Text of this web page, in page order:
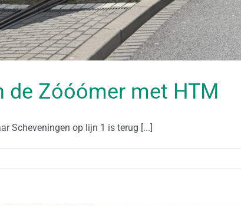
de Zóóómer met HTM
Scheveningen op lijn 1 is terug [...]